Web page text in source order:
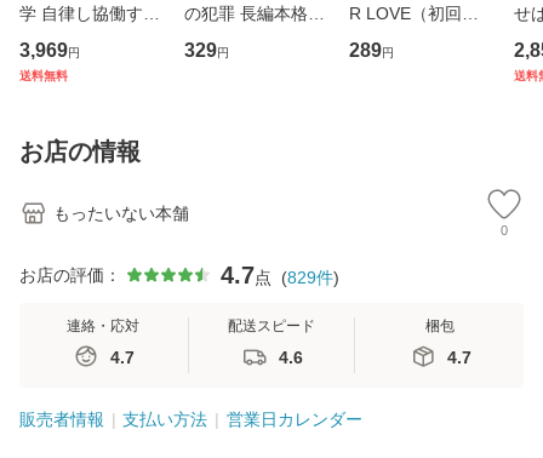
学 自律し協働する
専門職の看護マネ
ジメントスキル 改
恵 藤本幸三 / 南江
堂 [単行
3,969円
送料無料
の犯罪 長編本格推
理小説 (光文社文
庫) / 島田荘司 / 光
329円
R LOVE（初回生
産限定盤） / 清水
翔太×加藤ミリヤ /
289円
せ
タ
送料
お店の情報
もったいない本舗
0
お店の評価： 4.7点 (829件)
連絡・応対
4.7
配送スピード
4.6
梱包
4.7
販売者情報 支払い方法 営業日カレンダー